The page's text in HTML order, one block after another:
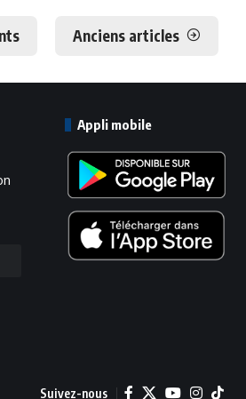
Anciens articles
Appli mobile
Suivez-nous